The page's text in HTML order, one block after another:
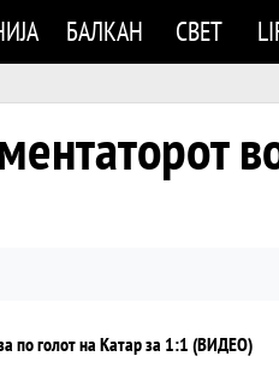
БАЛКАН СВЕТ
во